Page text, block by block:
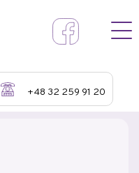
+48 32 259 91 20